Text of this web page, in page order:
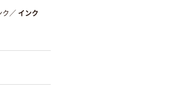
ク ／ インク